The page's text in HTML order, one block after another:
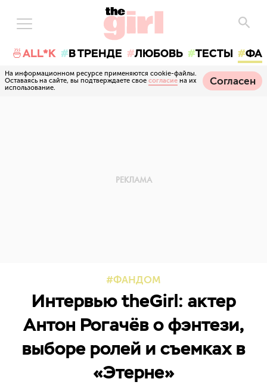
🍜ALL*K В ТРЕНДЕ ЛЮБОВЬ ТЕСТЫ
На информационном ресурсе применяются cookie-файлы.
Оставаясь на сайте, вы подтверждаете свое согласие на их
использование.
Согласен
ФАНДОМ
Интервью theGirl: актер
Антон Рогачёв о фэнтези,
выборе ролей и съемках в
«Этерне»